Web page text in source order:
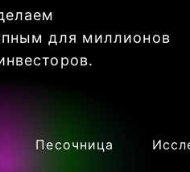
для миллионов
.
Песочница